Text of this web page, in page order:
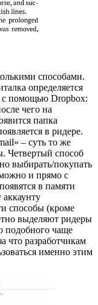
способами.
определяется
помощью Dropbox:
чего на
папка
в ридере.
– суть то же
Четвертый способ
выбирать/покупать
и прямо с
в памяти
способы (кроме
выделяют ридеры
подобного чаще
что разработчикам
именно этим